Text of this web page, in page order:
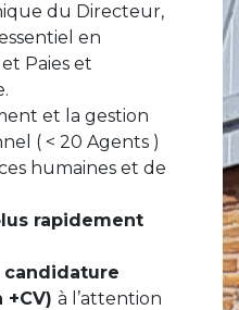
du Directeur,
en
Paies et
et la gestion
( < 20 Agents )
humaines et de
rapidement
candidature
à l’attention